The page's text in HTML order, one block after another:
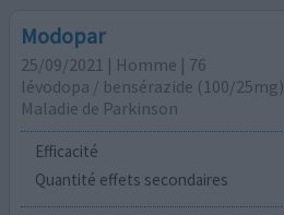
Modopar
25/09/2021 | Homme | 76
lévodopa / bensérazide (100/25mg)
Maladie de Parkinson
Efficacité
Quantité effets secondaires